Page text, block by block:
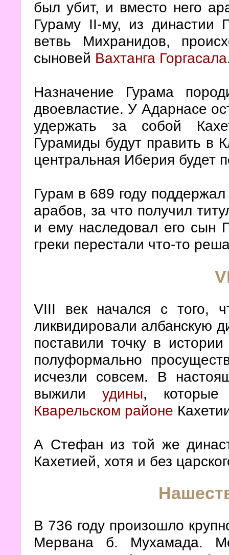
был убит, и вместо него
Гураму II-му, из династии
ветвь Михранидов,
сыновей Вахтанга Горгасала
Назначение Гурама
двоевластие. У Адарнасе
удержать за собой
Гурамиды будут править в
центральная Иберия будет
Гурам в 689 году
арабов, за что получил
и ему наследовал его сын
греки перестали что-то
VIII век начался с того,
ликвидировали албанскую
поставили точку в
полуформально
исчезли совсем. В
выжили удины, которые
Кварельском районе
А Стефан из той же
Кахетией, хотя и без
В 736 году произошло
Мервана б. Мухамада.